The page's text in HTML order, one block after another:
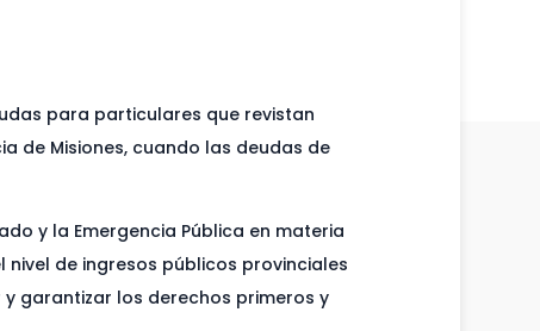
para particulares que revistan
de Misiones, cuando las deudas de
y la Emergencia Pública en materia
nivel de ingresos públicos provinciales
garantizar los derechos primeros y